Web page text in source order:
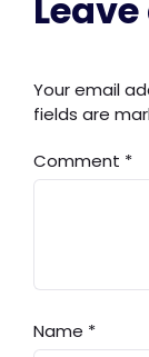
Your email
fields are
Comment *
Name *